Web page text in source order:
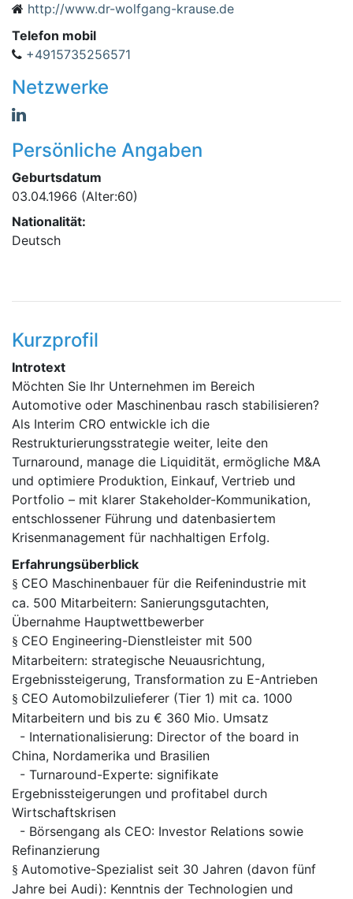
http://www.dr-wolfgang-krause.de
Telefon mobil
+4915735256571
Netzwerke
Persönliche Angaben
Geburtsdatum
03.04.1966 (Alter:60)
Nationalität:
Deutsch
Kurzprofil
Introtext
Möchten Sie Ihr Unternehmen im Bereich
Automotive oder Maschinenbau rasch stabilisieren?
Als Interim CRO entwickle ich die
Restrukturierungsstrategie weiter, leite den
Turnaround, manage die Liquidität, ermögliche M&A
und optimiere Produktion, Einkauf, Vertrieb und
Portfolio – mit klarer Stakeholder-Kommunikation,
entschlossener Führung und datenbasiertem
Krisenmanagement für nachhaltigen Erfolg.
Erfahrungsüberblick
§ CEO Maschinenbauer für die Reifenindustrie mit
ca. 500 Mitarbeitern: Sanierungsgutachten,
Übernahme Hauptwettbewerber
§ CEO Engineering-Dienstleister mit 500
Mitarbeitern: strategische Neuausrichtung,
Ergebnissteigerung, Transformation zu E-Antrieben
§ CEO Automobilzulieferer (Tier 1) mit ca. 1000
Mitarbeitern und bis zu € 360 Mio. Umsatz
- Internationalisierung: Director of the board in
China, Nordamerika und Brasilien
- Turnaround-Experte: signifikate
Ergebnissteigerungen und profitabel durch
Wirtschaftskrisen
- Börsengang als CEO: Investor Relations sowie
Refinanzierung
§ Automotive-Spezialist seit 30 Jahren (davon fünf
Jahre bei Audi): Kenntnis der Technologien und